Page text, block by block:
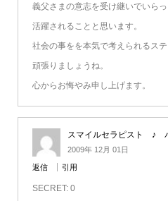
義父さまの意志を受け継いでいら
活躍されることと思います。
社会の事をを本気で考えられるス
頑張りましょうね。
心からお悔やみ申し上げます。
スマイルセラピスト ♪
2009年 12月 01日
返信 引用
SECRET: 0